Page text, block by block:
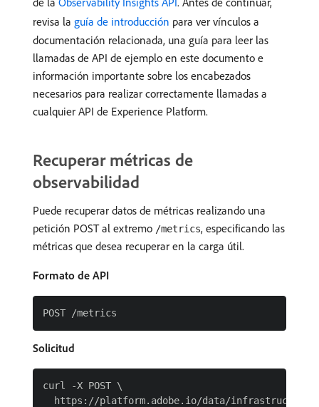
revisa la guía de introducción para ver vínculos a
documentación relacionada, una guía para leer las
llamadas de API de ejemplo en este documento e
información importante sobre los encabezados
necesarios para realizar correctamente llamadas a
cualquier API de Experience Platform.
Recuperar métricas de
observabilidad
Puede recuperar datos de métricas realizando una
petición POST al extremo /metrics, especificando las
métricas que desea recuperar en la carga útil.
Formato de API
Solicitud
curl -X POST \
https://platform.adobe.io/data/